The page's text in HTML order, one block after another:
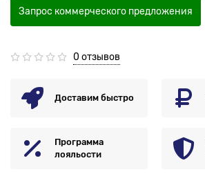
Запрос коммерческого предложения
0 отзывов
Доставим быстро
Программа
лояльости